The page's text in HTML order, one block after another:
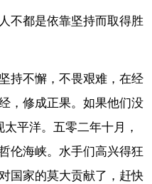
不都是依靠坚持而取得胜
持不懈，不畏艰难，在经
，修成正果。如果他们没
平洋。五零二年十月，
伦海峡。水手们高兴得狂
国家的莫大贡献了，赶快